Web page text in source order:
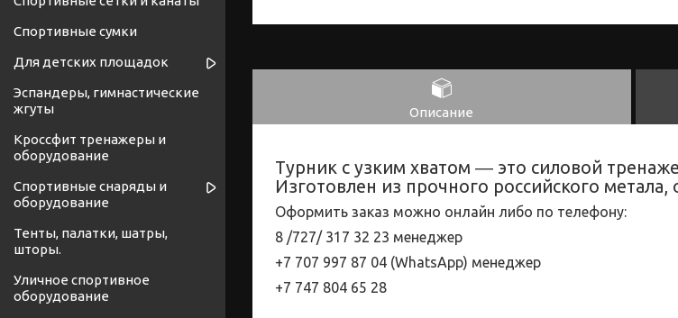
Описание
Турник с узким хватом ― это силовой
Изготовлен из прочного российского
Оформить заказ можно онлайн либо по телефону:
8 /727/ 317 32 23 менеджер
+7 707 997 87 04 (WhatsApp) менеджер
+7 747 804 65 28
Спортивные сумки
Для детских площадок
Эспандеры, гимнастические
жгуты
Кроссфит тренажеры и
оборудование
Спортивные снаряды и
оборудование
Тенты, палатки, шатры,
шторы.
Уличное спортивное
оборудование